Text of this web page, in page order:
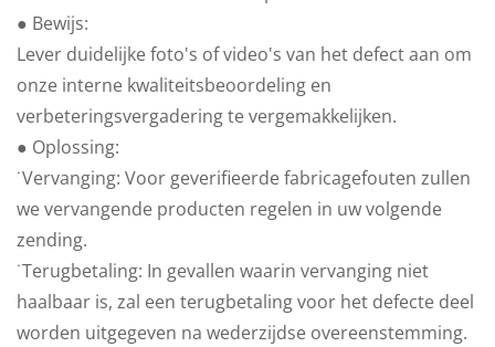
● Bewijs:
Lever duidelijke foto's of video's van het defect aan om
onze interne kwaliteitsbeoordeling en
verbeteringsvergadering te vergemakkelijken.
● Oplossing:
˙Vervanging: Voor geverifieerde fabricagefouten zullen
we vervangende producten regelen in uw volgende
zending.
˙Terugbetaling: In gevallen waarin vervanging niet
haalbaar is, zal een terugbetaling voor het defecte deel
worden uitgegeven na wederzijdse overeenstemming.